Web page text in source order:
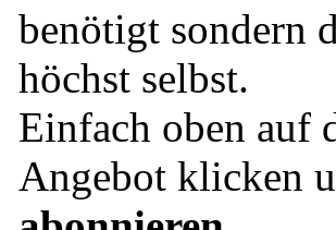
benötigt sondern
höchst selbst.
Einfach oben auf
Angebot klicken